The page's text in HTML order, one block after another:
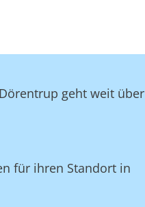
geht weit über
für ihren Standort in